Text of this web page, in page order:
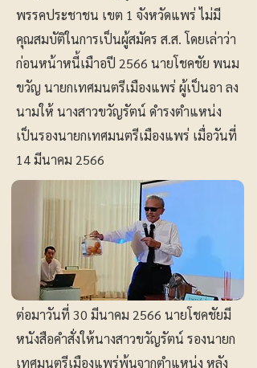
พรรคประชาชน เขต 1 จังหวัดแพร่ ไม่มี
คุณสมบัติในการเป็นผู้สมัคร ส.ส. โดยเล่าว่า
ก่อนหน้าหนี้เมืาอปี 2566 นายโชคชัย พนม
ขวัญ นายกเทศมนตรีเมืองแพร่ ผู้เป็นอา ลง
นามให้ นางสาวขวัญรัตน์ ดำรงตำแหน่ง
เป็นรองนายกเทศมนตรีเมืองแพร่ เมื่อวันที่
14 มีนาคม 2566
ต่อมาวันที่ 30 มีนาคม 2566 นายโชคชัยมี
หนังสือคำสั่งให้นางสาวขวัญรัตน์ รองนายก
เทศมนตรีเมืองแพร่พ้นจากตำแหน่ง หลัง